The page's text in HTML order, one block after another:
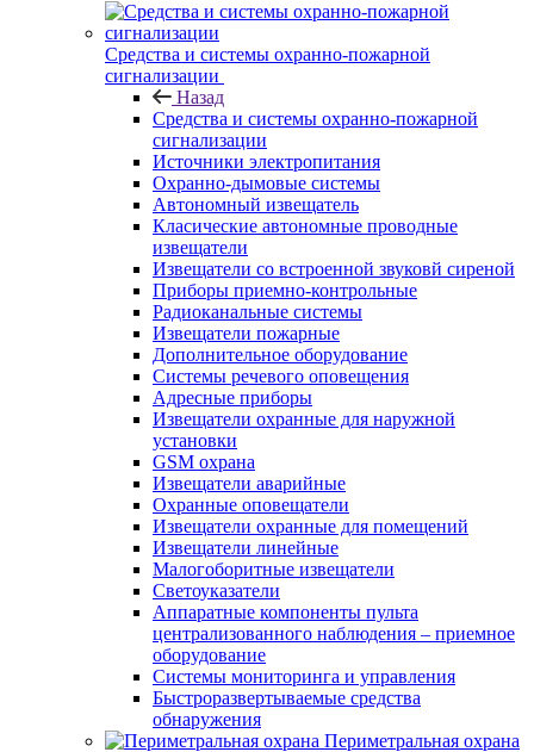
Средства и системы охранно-пожарной
сигнализации
Назад
Средства и системы охранно-пожарной
сигнализации
Источники электропитания
Охранно-дымовые системы
Автономный извещатель
Класические автономные проводные
извещатели
Извещатели со встроенной звуковй сиреной
Приборы приемно-контрольные
Радиоканальные системы
Извещатели пожарные
Дополнительное оборудование
Системы речевого оповещения
Адресные приборы
Извещатели охранные для наружной
установки
GSM охрана
Извещатели аварийные
Охранные оповещатели
Извещатели охранные для помещений
Извещатели линейные
Малогоборитные извещатели
Светоуказатели
Аппаратные компоненты пульта
централизованного наблюдения – приемное
оборудование
Системы мониторинга и управления
Быстроразвертываемые средства
обнаружения
Периметральная охрана